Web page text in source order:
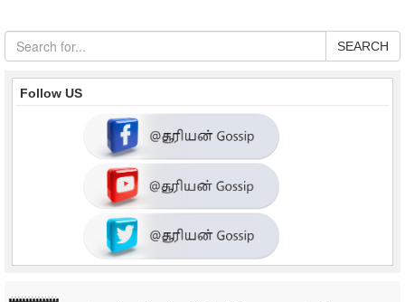
SEARCH
Follow US